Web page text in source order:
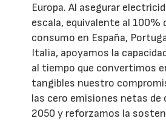
Europa. Al asegurar
escala, equivalente al 100%
consumo en España,
Italia, apoyamos la
al tiempo que convertimos
tangibles nuestro
las cero emisiones netas de
2050 y reforzamos la